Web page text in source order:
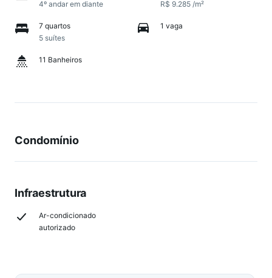
4º andar em diante
R$ 9.285 /m²
7 quartos
5 suítes
1 vaga
11 Banheiros
Condomínio
Infraestrutura
Ar-condicionado
autorizado